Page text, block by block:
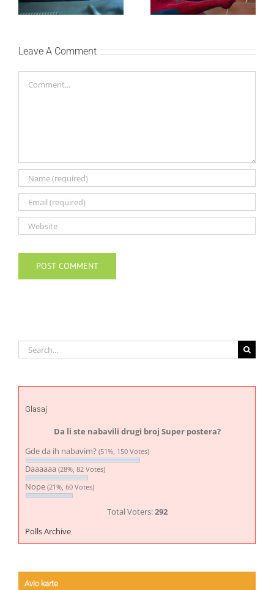
bioskopima 12. avgusta
vikenda
Leave A Comment
Search
for:
Glasaj
Da li ste nabavili drugi broj Super postera?
Gde da ih nabavim? (51%, 150 Votes)
Daaaaaa (28%, 82 Votes)
Nope (21%, 60 Votes)
Total Voters:292
Polls Archive
Avio karte